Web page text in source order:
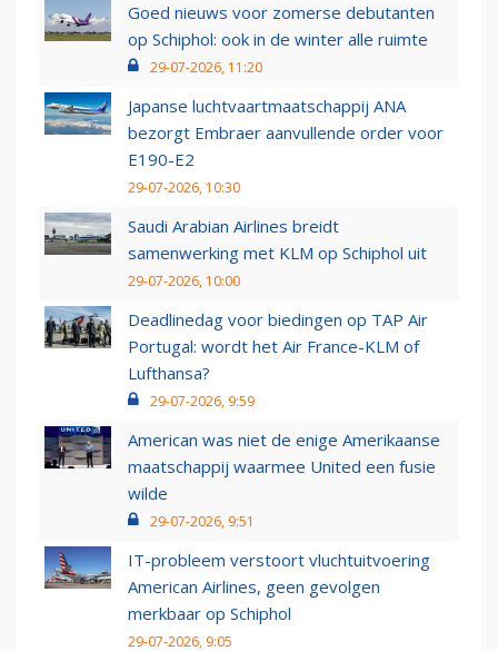
Goed nieuws voor zomerse debutanten
op Schiphol: ook in de winter alle ruimte
29-07-2026, 11:20
Japanse luchtvaartmaatschappij ANA
bezorgt Embraer aanvullende order voor
E190-E2
29-07-2026, 10:30
Saudi Arabian Airlines breidt
samenwerking met KLM op Schiphol uit
29-07-2026, 10:00
Deadlinedag voor biedingen op TAP Air
Portugal: wordt het Air France-KLM of
Lufthansa?
29-07-2026, 9:59
American was niet de enige Amerikaanse
maatschappij waarmee United een fusie
wilde
29-07-2026, 9:51
IT-probleem verstoort vluchtuitvoering
American Airlines, geen gevolgen
merkbaar op Schiphol
29-07-2026, 9:05